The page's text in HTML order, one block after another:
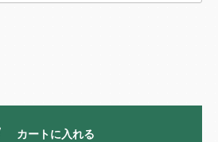
カートに入れる